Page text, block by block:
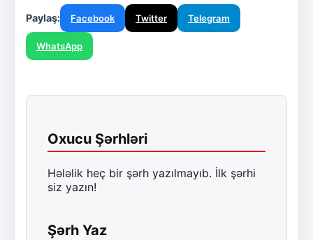
Paylaş: Facebook Twitter Telegram
WhatsApp
Oxucu Şərhləri
Hələlik heç bir şərh yazılmayıb. İlk şərhi
siz yazın!
Şərh Yaz